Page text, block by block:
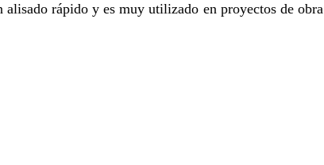
alisado rápido y es muy utilizado en proyectos de obra